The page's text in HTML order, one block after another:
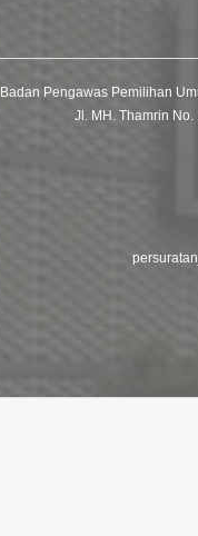
Badan Pengawas Pemilihan
Jl. MH. Thamrin